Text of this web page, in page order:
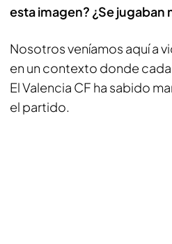
esta imagen? ¿Se jugaban
Nosotros veníamos aquí a
en un contexto donde
El Valencia CF ha sabido
el partido.